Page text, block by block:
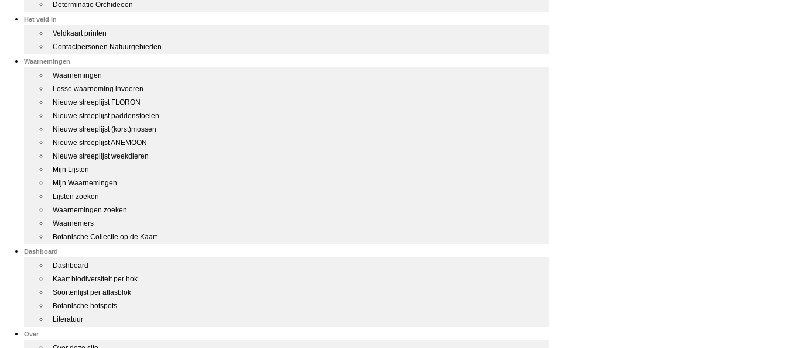
Determinatie Orchideeën
Het veld in
Veldkaart printen
Contactpersonen Natuurgebieden
Waarnemingen
Waarnemingen
Losse waarneming invoeren
Nieuwe streeplijst FLORON
Nieuwe streeplijst paddenstoelen
Nieuwe streeplijst (korst)mossen
Nieuwe streeplijst ANEMOON
Nieuwe streeplijst weekdieren
Mijn Lijsten
Mijn Waarnemingen
Lijsten zoeken
Waarnemingen zoeken
Waarnemers
Botanische Collectie op de Kaart
Dashboard
Dashboard
Kaart biodiversiteit per hok
Soortenlijst per atlasblok
Botanische hotspots
Literatuur
Over